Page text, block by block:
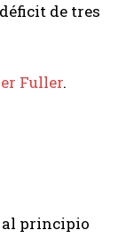
de tres
Fuller.
al principio